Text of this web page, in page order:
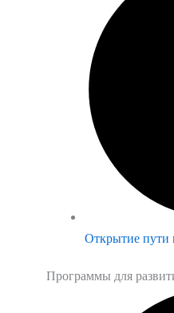
Открытие пути
Программы для